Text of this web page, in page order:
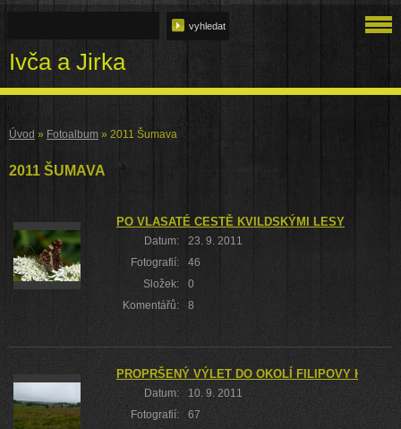
Ivča a Jirka
Úvod » Fotoalbum » 2011 Šumava
2011 ŠUMAVA
PO VLASATÉ CESTĚ KVILDSKÝMI LESY
Datum:
23. 9. 2011
Fotografií:
46
Složek:
0
Komentářů:
8
PROPRŠENÝ VÝLET DO OKOLÍ FILIPOVY HUTĚ
Datum:
10. 9. 2011
Fotografií:
67